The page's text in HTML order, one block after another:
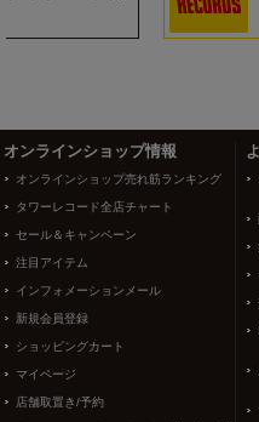
オンラインショップ情報
オンラインショップ売れ筋ランキング
タワーレコード全店チャート
セール＆キャンペーン
注目アイテム
インフォメーションメール
新規会員登録
ショッピングカート
マイページ
店舗取置き/予約